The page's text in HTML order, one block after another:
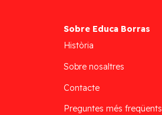
Sobre Educa Borras
Història
Sobre nosaltres
Contacte
Preguntes més freqüents